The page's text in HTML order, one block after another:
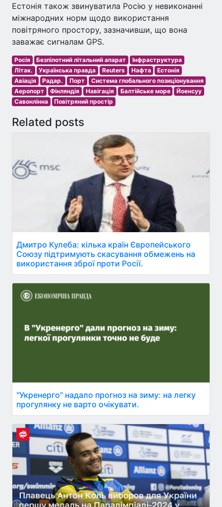
Естонія також звинуватила Росію у невиконанні
міжнародних норм щодо використання
повітряного простору, зазначивши, що вона
заважає сигналам GPS.
Росія Безпілотний літальний апарат
Інфраструктура
Літак.
Українська правда Reuters Нафта
Естонія
Авіація
Радар. Порт
Система глобального позиціонування
Аеропорт
Фінляндія Навігація Балтійське море
Йоенсуу
Савонлінна
Повітряний простір
Related posts
Дмитро Кулеба: кілька країн Європейського
Союзу підтримують скасування обмежень на
використання зброї проти Росії.
"Укренерго" надало прогноз на зиму: на легку
прогулянку не варто очікувати.